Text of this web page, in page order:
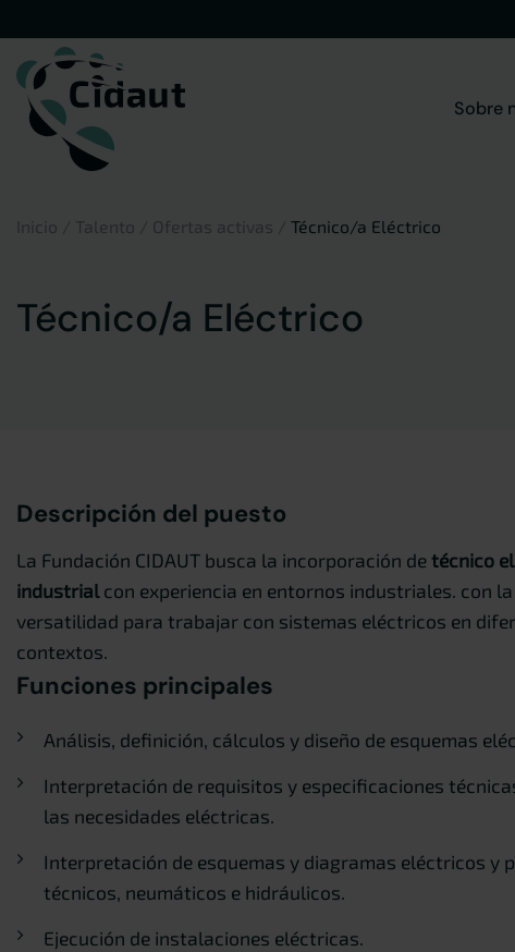
al
contenido
Sobre
Inicio Talento Ofertas activas Técnico/a Eléctrico
Técnico/a Eléctrico
Descripción del puesto
La Fundación CIDAUT busca la incorporación detécnico
industrialcon experiencia en entornos industriales. con
versatilidad para trabajar con sistemas eléctricos en
contextos.
Funciones principales
Análisis, definición, cálculos y diseño de esquemas
Interpretación de requisitos y especificaciones
las necesidades eléctricas.
Interpretación de esquemas y diagramas eléctricos y
técnicos, neumáticos e hidráulicos.
Ejecución de instalaciones eléctricas.